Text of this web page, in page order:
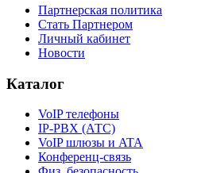
Партнерская политика
Стать Партнером
Личный кабинет
Новости
Каталог
VoIP телефоны
IP-PBX (АТС)
VoIP шлюзы и ATA
Конференц-связь